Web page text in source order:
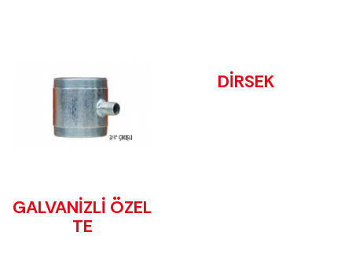
GALVANİZLİ ÖZEL
TE
DİRSEK